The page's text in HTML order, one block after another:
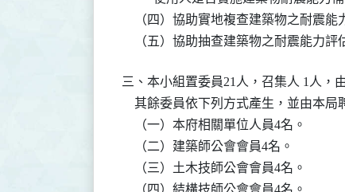
（四）協助實地複查建築物之耐震能
三、本小組置委員21人，召集人 1人，
其餘委員依下列方式產生，並由本
    （一）本府相關單位人員4名。
    （二）建築師公會會員4名。
    （三）土木技師公會會員4名。